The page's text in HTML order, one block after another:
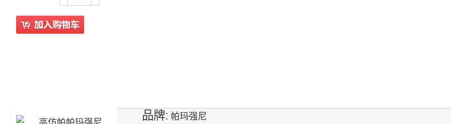
品牌: 帕玛强尼